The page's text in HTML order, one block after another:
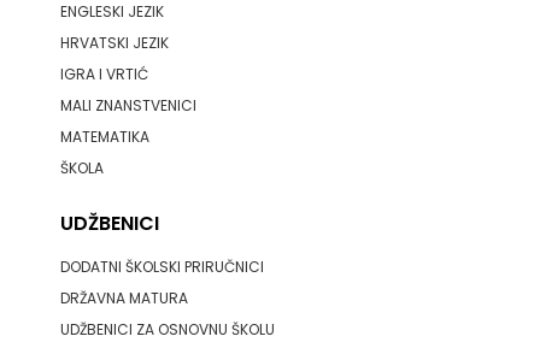
ENGLESKI JEZIK
HRVATSKI JEZIK
IGRA I VRTIĆ
MALI ZNANSTVENICI
MATEMATIKA
ŠKOLA
UDŽBENICI
DODATNI ŠKOLSKI PRIRUČNICI
DRŽAVNA MATURA
UDŽBENICI ZA OSNOVNU ŠKOLU